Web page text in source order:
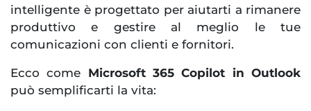
intelligente è progettato per aiutarti a rimanere
produttivo e gestire al meglio le tue
comunicazioni con clienti e fornitori.
Ecco come Microsoft 365 Copilot in Outlook
può semplificarti la vita: